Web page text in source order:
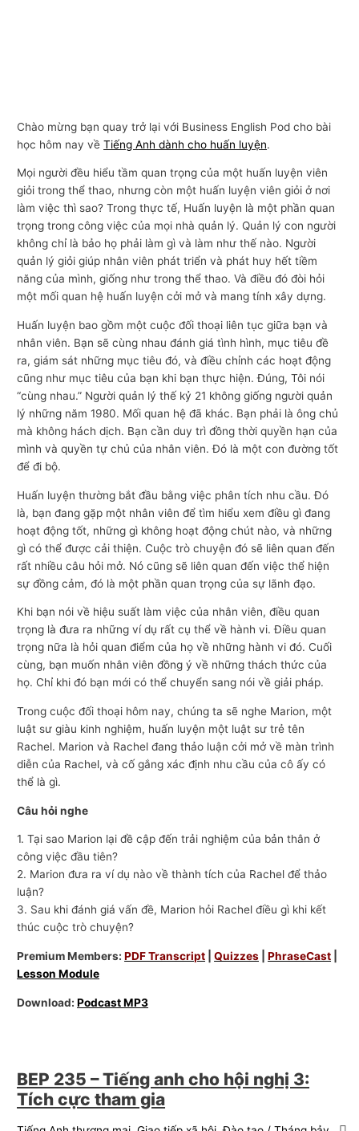
Chào mừng bạn quay trở lại với Business English Pod cho bài
học hôm nay vềTiếng Anh dành cho huấn luyện.
Mọi người đều hiểu tầm quan trọng của một huấn luyện viên
giỏi trong thể thao, nhưng còn một huấn luyện viên giỏi ở nơi
làm việc thì sao? Trong thực tế, Huấn luyện là một phần quan
trọng trong công việc của mọi nhà quản lý. Quản lý con người
không chỉ là bảo họ phải làm gì và làm như thế nào. Người
quản lý giỏi giúp nhân viên phát triển và phát huy hết tiềm
năng của mình, giống như trong thể thao. Và điều đó đòi hỏi
một mối quan hệ huấn luyện cởi mở và mang tính xây dựng.
Huấn luyện bao gồm một cuộc đối thoại liên tục giữa bạn và
nhân viên. Bạn sẽ cùng nhau đánh giá tình hình, mục tiêu đề
ra, giám sát những mục tiêu đó, và điều chỉnh các hoạt động
cũng như mục tiêu của bạn khi bạn thực hiện. Đúng, Tôi nói
“cùng nhau.” Người quản lý thế kỷ 21 không giống người quản
lý những năm 1980. Mối quan hệ đã khác. Bạn phải là ông chủ
mà không hách dịch. Bạn cần duy trì đồng thời quyền hạn của
mình và quyền tự chủ của nhân viên. Đó là một con đường tốt
để đi bộ.
Huấn luyện thường bắt đầu bằng việc phân tích nhu cầu. Đó
là, bạn đang gặp một nhân viên để tìm hiểu xem điều gì đang
hoạt động tốt, những gì không hoạt động chút nào, và những
gì có thể được cải thiện. Cuộc trò chuyện đó sẽ liên quan đến
rất nhiều câu hỏi mở. Nó cũng sẽ liên quan đến việc thể hiện
sự đồng cảm, đó là một phần quan trọng của sự lãnh đạo.
Khi bạn nói về hiệu suất làm việc của nhân viên, điều quan
trọng là đưa ra những ví dụ rất cụ thể về hành vi. Điều quan
trọng nữa là hỏi quan điểm của họ về những hành vi đó. Cuối
cùng, bạn muốn nhân viên đồng ý về những thách thức của
họ. Chỉ khi đó bạn mới có thể chuyển sang nói về giải pháp.
Trong cuộc đối thoại hôm nay, chúng ta sẽ nghe Marion, một
luật sư giàu kinh nghiệm, huấn luyện một luật sư trẻ tên
Rachel. Marion và Rachel đang thảo luận cởi mở về màn trình
diễn của Rachel, và cố gắng xác định nhu cầu của cô ấy có
thể là gì.
Câu hỏi nghe
1. Tại sao Marion lại đề cập đến trải nghiệm của bản thân ở
công việc đầu tiên?
2. Marion đưa ra ví dụ nào về thành tích của Rachel để thảo
luận?
3. Sau khi đánh giá vấn đề, Marion hỏi Rachel điều gì khi kết
thúc cuộc trò chuyện?
Premium Members:PDF Transcript |Quizzes |PhraseCast
Lesson Module
Download:Podcast MP3
BEP 235 – Tiếng anh cho hội nghị 3:
Tích cực tham gia